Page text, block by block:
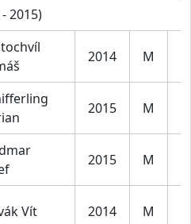
2015)
2014 M
2015 M
2015 M
Vít 2014 M